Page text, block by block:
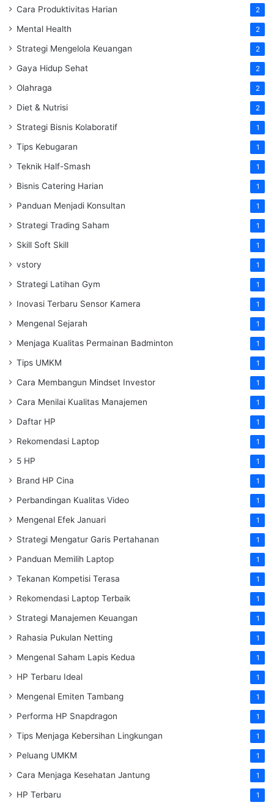
Cara Produktivitas Harian 2
Mental Health 2
Strategi Mengelola Keuangan 2
Gaya Hidup Sehat 2
Olahraga 2
Diet & Nutrisi 2
Strategi Bisnis Kolaboratif 1
Tips Kebugaran 1
Teknik Half-Smash 1
Bisnis Catering Harian 1
Panduan Menjadi Konsultan 1
Strategi Trading Saham 1
Skill Soft Skill 1
vstory 1
Strategi Latihan Gym 1
Inovasi Terbaru Sensor Kamera 1
Mengenal Sejarah 1
Menjaga Kualitas Permainan Badminton 1
Tips UMKM 1
Cara Membangun Mindset Investor 1
Cara Menilai Kualitas Manajemen 1
Daftar HP 1
Rekomendasi Laptop 1
5 HP 1
Brand HP Cina 1
Perbandingan Kualitas Video 1
Mengenal Efek Januari 1
Strategi Mengatur Garis Pertahanan 1
Panduan Memilih Laptop 1
Tekanan Kompetisi Terasa 1
Rekomendasi Laptop Terbaik 1
Strategi Manajemen Keuangan 1
Rahasia Pukulan Netting 1
Mengenal Saham Lapis Kedua 1
HP Terbaru Ideal 1
Mengenal Emiten Tambang 1
Performa HP Snapdragon 1
Tips Menjaga Kebersihan Lingkungan 1
Peluang UMKM 1
Cara Menjaga Kesehatan Jantung 1
HP Terbaru 1